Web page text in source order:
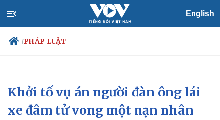
English
/PHÁP LUẬT
Chính trị
Tổ chức nhân sự
Xã hội
Tin 24h
Dự báo thời tiết
Khởi tố vụ án người đàn ông lái
xe đâm tử vong một nạn nhân